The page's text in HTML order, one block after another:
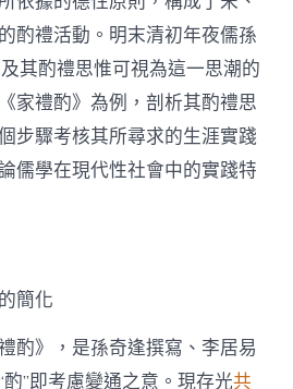
酌禮活動。明末清初年夜儒孫
其酌禮思惟可視為這一思潮的
家禮酌》為例，剖析其酌禮思
步驟考核其所尋求的生涯實踐
儒學在現代性社會中的實踐特
簡化
酌》，是孫奇逢撰寫、李居易
”即考慮變通之意。現存光共